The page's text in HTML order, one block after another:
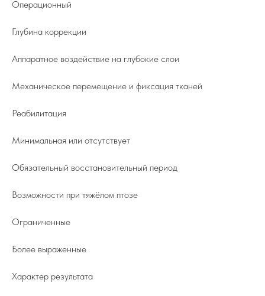
Операционный
Глубина коррекции
Аппаратное воздействие на глубокие слои
Механическое перемещение и фиксация тканей
Реабилитация
Минимальная или отсутствует
Обязательный восстановительный период
Возможности при тяжёлом птозе
Ограниченные
Более выраженные
Характер результата